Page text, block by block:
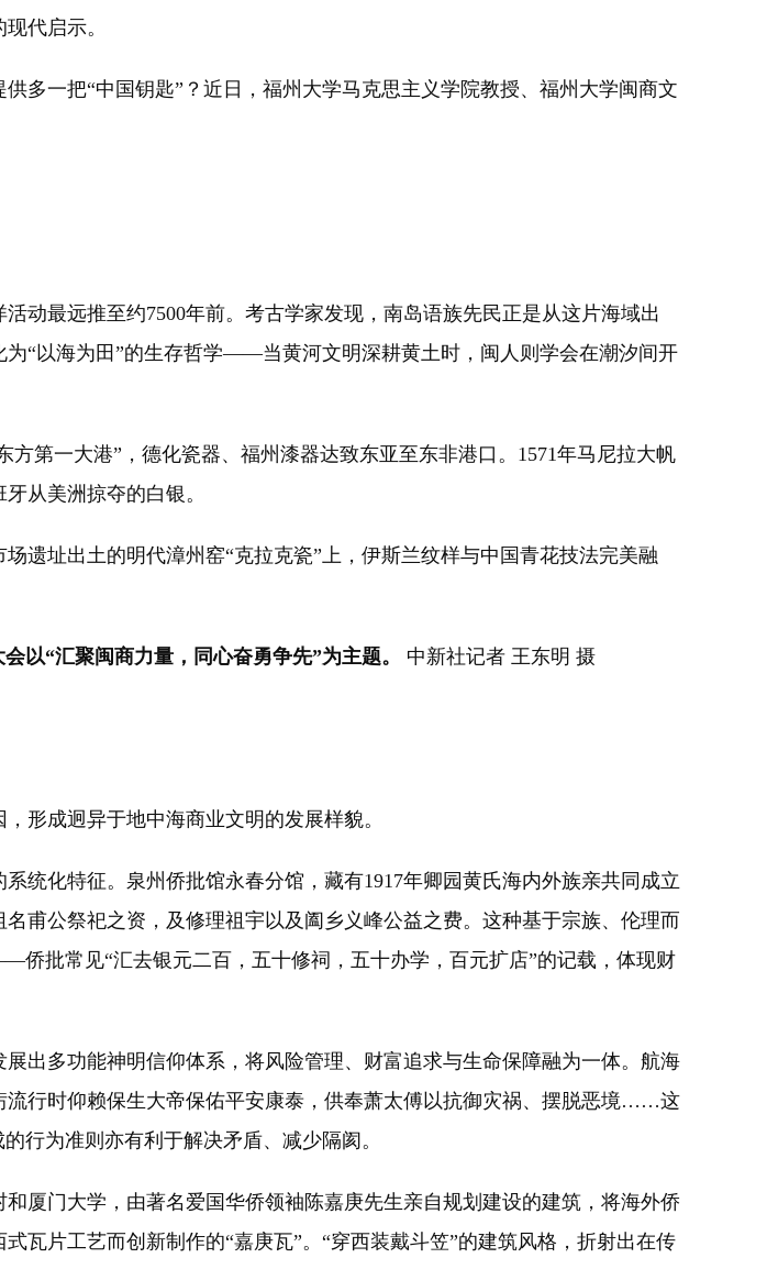
代启示。
一把“中国钥匙”？近日，福州大学马克思主义学院教授、福州大学闽商文
动最远推至约7500年前。考古学家发现，南岛语族先民正是从这片海域出
“以海为田”的生存哲学——当黄河文明深耕黄土时，闽人则学会在潮汐间开
第一大港”，德化瓷器、福州漆器达致东亚至东非港口。1571年马尼拉大帆
从美洲掠夺的白银。
址出土的明代漳州窑“克拉克瓷”上，伊斯兰纹样与中国青花技法完美融
以“汇聚闽商力量，同心奋勇争先”为主题。 中新社记者 王东明 摄
形成迥异于地中海商业文明的发展样貌。
化特征。泉州侨批馆永春分馆，藏有1917年卿园黄氏海内外族亲共同成立
甫公祭祀之资，及修理祖宇以及阖乡义峰公益之费。这种基于宗族、伦理而
批常见“汇去银元二百，五十修祠，五十办学，百元扩店”的记载，体现财
多功能神明信仰体系，将风险管理、财富追求与生命保障融为一体。航海
行时仰赖保生大帝保佑平安康泰，供奉萧太傅以抗御灾祸、摆脱恶境……这
行为准则亦有利于解决矛盾、减少隔阂。
门大学，由著名爱国华侨领袖陈嘉庚先生亲自规划建设的建筑，将海外侨
瓦片工艺而创新制作的“嘉庚瓦”。“穿西装戴斗笠”的建筑风格，折射出在传